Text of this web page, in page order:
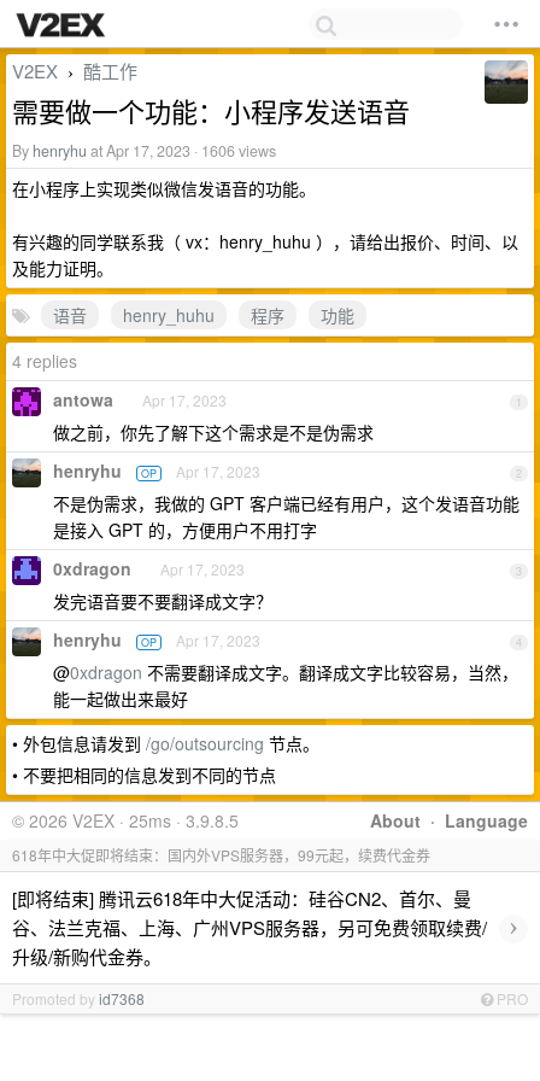
V2EX › 酷工作
需要做一个功能：小程序发送语音
By henryhu at Apr 17, 2023 · 1606 views
在小程序上实现类似微信发语音的功能。
有兴趣的同学联系我（ vx：henry_huhu ），请给出报价、时间、以
及能力证明。
语音
henry_huhu 程序
功能
4 replies
1
antowa Apr 17, 2023
做之前，你先了解下这个需求是不是伪需求
2
henryhu OP Apr 17, 2023
不是伪需求，我做的 GPT 客户端已经有用户，这个发语音功能
是接入 GPT 的，方便用户不用打字
3
0xdragon Apr 17, 2023
发完语音要不要翻译成文字？
4
henryhu OP Apr 17, 2023
@0xdragon 不需要翻译成文字。翻译成文字比较容易，当然，
能一起做出来最好
• 外包信息请发到 /go/outsourcing 节点。
• 不要把相同的信息发到不同的节点
About · Language
© 2026 V2EX · 25ms · 3.9.8.5
618年中大促即将结束：国内外VPS服务器，99元起，续费代金券
[即将结束] 腾讯云618年中大促活动：硅谷CN2、首尔、曼
谷、法兰克福、上海、广州VPS服务器，另可免费领取续费/
升级/新购代金券。
›
Promoted byid7368 PRO